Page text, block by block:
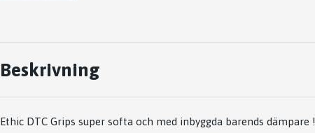
Beskrivning
Ethic DTC Grips super softa och med inbyggda barends dämpare !